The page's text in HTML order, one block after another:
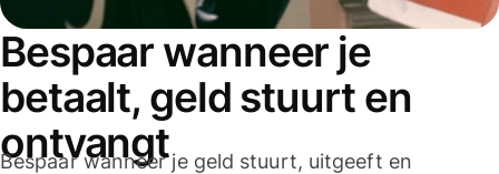
Bespaar wanneer je
betaalt, geld stuurt en
ontvangt
Bespaar wanneer je geld stuurt, uitgeeft en